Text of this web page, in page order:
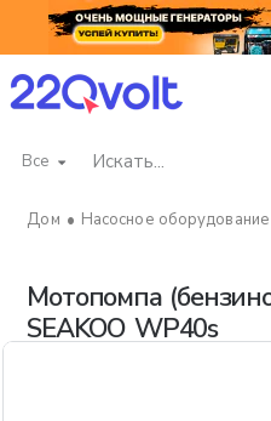
Все
Искать...
Мотопомпа
SEAKOO WP40s
Насосное оборудование